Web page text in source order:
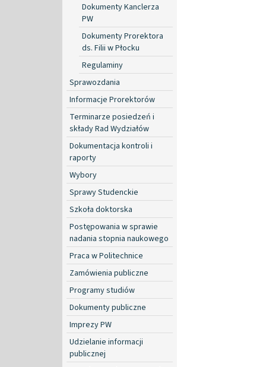
Dokumenty Kanclerza
PW
Dokumenty Prorektora
ds. Filii w Płocku
Regulaminy
Sprawozdania
Informacje Prorektorów
Terminarze posiedzeń i
składy Rad Wydziałów
Dokumentacja kontroli i
raporty
Wybory
Sprawy Studenckie
Szkoła doktorska
Postępowania w sprawie
nadania stopnia naukowego
Praca w Politechnice
Zamówienia publiczne
Programy studiów
Dokumenty publiczne
Imprezy PW
Udzielanie informacji
publicznej